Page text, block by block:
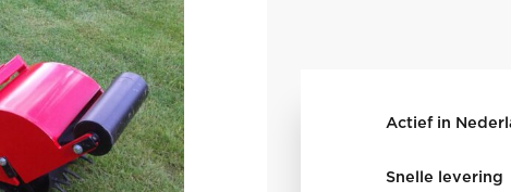
Actief in
Snelle levering